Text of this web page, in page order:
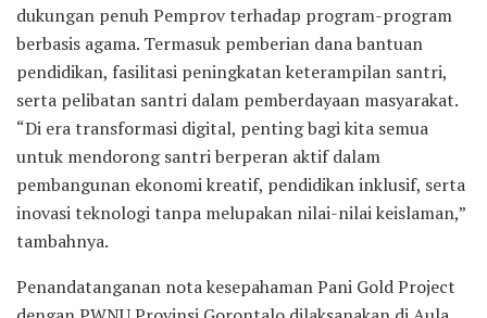
dukungan penuh Pemprov terhadap program-program
berbasis agama. Termasuk pemberian dana bantuan
pendidikan, fasilitasi peningkatan keterampilan santri,
serta pelibatan santri dalam pemberdayaan masyarakat.
“Di era transformasi digital, penting bagi kita semua
untuk mendorong santri berperan aktif dalam
pembangunan ekonomi kreatif, pendidikan inklusif, serta
inovasi teknologi tanpa melupakan nilai-nilai keislaman,”
tambahnya.
Penandatanganan nota kesepahaman Pani Gold Project